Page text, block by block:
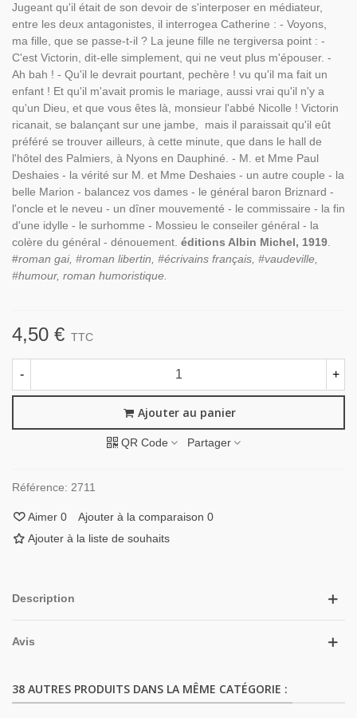
Jugeant qu'il était de son devoir de s'interposer en médiateur,
entre les deux antagonistes, il interrogea Catherine : - Voyons,
ma fille, que se passe-t-il ? La jeune fille ne tergiversa point : -
C'est Victorin, dit-elle simplement, qui ne veut plus m'épouser. -
Ah bah ! - Qu'il le devrait pourtant, pechère ! vu qu'il ma fait un
enfant ! Et qu'il m'avait promis le mariage, aussi vrai qu'il n'y a
qu'un Dieu, et que vous êtes là, monsieur l'abbé Nicolle ! Victorin
ricanait, se balançant sur une jambe, mais il paraissait qu'il eût
préféré se trouver ailleurs, à cette minute, que dans le hall de
l'hôtel des Palmiers, à Nyons en Dauphiné. - M. et Mme Paul
Deshaies - la vérité sur M. et Mme Deshaies - un autre couple - la
belle Marion - balancez vos dames - le général baron Briznard -
l'oncle et le neveu - un dîner mouvementé - le commissaire - la fin
d'une idylle - le surhomme - Mossieu le conseiler général - la
colère du général - dénouement. éditions Albin Michel, 1919
#roman gai, #roman libertin, #écrivains français, #vaudeville,
#humour, roman humoristique.
4,50 € TTC
- +
Ajouter au panier
QR Code Partager
Référence: 2711
Aimer 0 Ajouter à la comparaison 0
Ajouter à la liste de souhaits
Description
Avis
38 AUTRES PRODUITS DANS LA MÊME CATÉGORIE :